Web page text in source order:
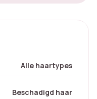
Alle haartypes
Beschadigd haar